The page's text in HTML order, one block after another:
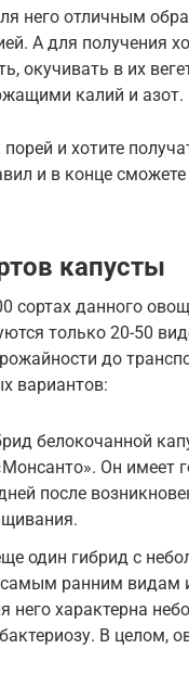
него отличным
А для получения
окучивать в их
калий и азот.
и хотите
и в конце
капусты
сортах данного
только 20-50
до
вариантов:
белокочанной
Он имеет
после
один гибрид с
самым ранним видам
него характерна
В целом,